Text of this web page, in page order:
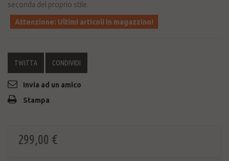
seconda del proprio stile.
Attenzione: Ultimi articoli in magazzino!
TWITTA CONDIVIDI
Invia ad un amico
Stampa
299,00 €